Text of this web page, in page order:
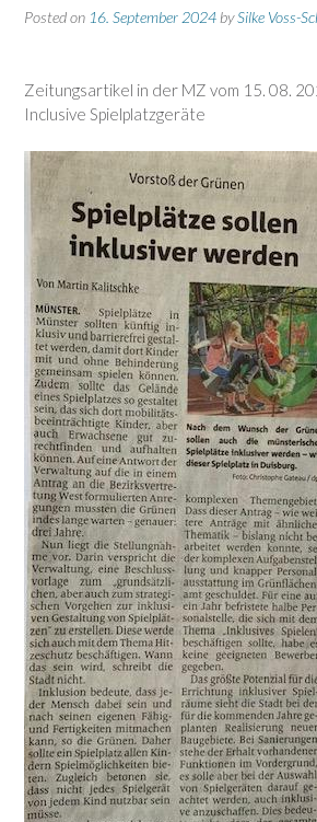
Posted on 16. September 2024 bySilke Voss-
Zeitungsartikel in der MZ vom 15. 08.
Inclusive Spielplatzgeräte